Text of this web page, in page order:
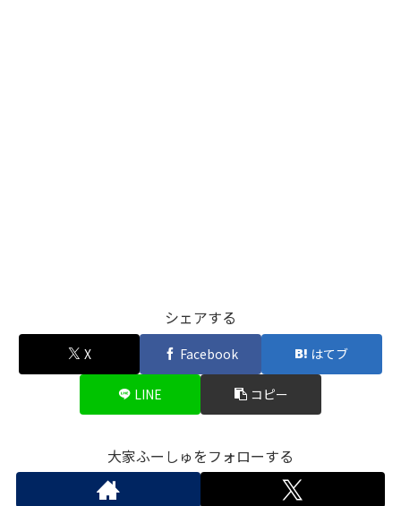
シェアする
X Facebook はてブ
LINE コピー
大家ふーしゅをフォローする